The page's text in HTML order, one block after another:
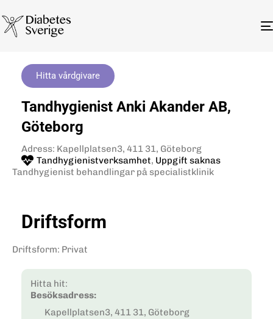
Hitta vårdgivare
Tandhygienist Anki Akander AB,
Göteborg
Adress: Kapellplatsen3, 411 31, Göteborg
Tandhygienistverksamhet, Uppgift saknas
Tandhygienist behandlingar på specialistklinik
Driftsform
Driftsform: Privat
Hitta hit:
Besöksadress:
Kapellplatsen3, 411 31, Göteborg